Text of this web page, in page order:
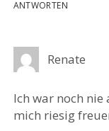
ANTWORTEN
Renate
Ich war noch
mich riesig